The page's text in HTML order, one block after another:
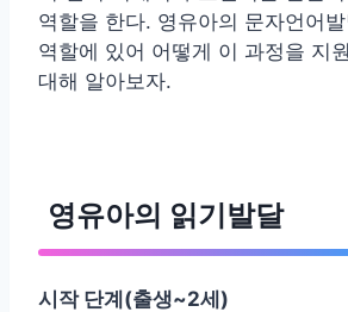
역할을 한다. 영유아의 문자언어
역할에 있어 어떻게 이 과정을 지
대해 알아보자.
영유아의 읽기발달
시작 단계(출생~2세)